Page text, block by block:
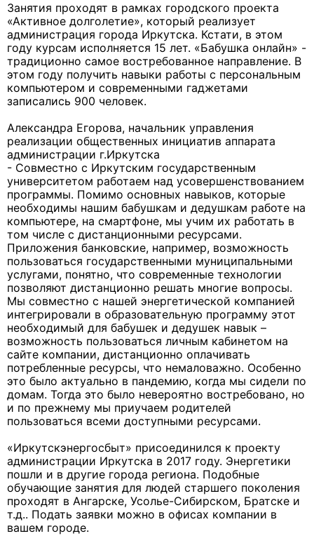
Занятия проходят в рамках городского проекта
«Активное долголетие», который реализует
администрация города Иркутска. Кстати, в этом
году курсам исполняется 15 лет. «Бабушка онлайн» -
традиционно самое востребованное направление. В
этом году получить навыки работы с персональным
компьютером и современными гаджетами
записались 900 человек.
Александра Егорова, начальник управления
реализации общественных инициатив аппарата
администрации г.Иркутска
- Совместно с Иркутским государственным
университетом работаем над усовершенствованием
программы. Помимо основных навыков, которые
необходимы нашим бабушкам и дедушкам работе на
компьютере, на смартфоне, мы учим их работать в
том числе с дистанционными ресурсами.
Приложения банковские, например, возможность
пользоваться государственными муниципальными
услугами, понятно, что современные технологии
позволяют дистанционно решать многие вопросы.
Мы совместно с нашей энергетической компанией
интегрировали в образовательную программу этот
необходимый для бабушек и дедушек навык –
возможность пользоваться личным кабинетом на
сайте компании, дистанционно оплачивать
потребленные ресурсы, что немаловажно. Особенно
это было актуально в пандемию, когда мы сидели по
домам. Тогда это было невероятно востребовано, но
и по прежнему мы приучаем родителей
пользоваться всеми доступными ресурсами.
«Иркутскэнергосбыт» присоединился к проекту
администрации Иркутска в 2017 году. Энергетики
пошли и в другие города региона. Подобные
обучающие занятия для людей старшего поколения
проходят в Ангарске, Усолье-Сибирском, Братске и
т.д.. Подать заявки можно в офисах компании в
вашем городе.